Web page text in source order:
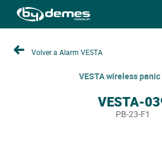
Volver a Alarm VESTA
VESTA wireless
VESTA-
PB-23-F1